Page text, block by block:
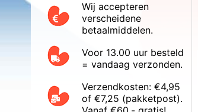
Wij accepteren
verscheidene
betaalmiddelen.
Voor 13.00 uur besteld
= vandaag verzonden.
Verzendkosten: €4,95
of €7,25 (pakketpost).